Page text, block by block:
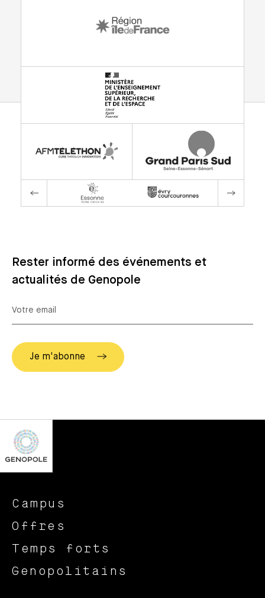
Rester informé des événements et
actualités de Genopole
Campus
Offres
Temps forts
Genopolitains